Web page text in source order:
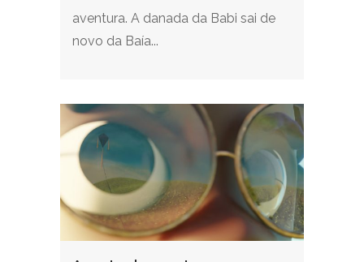
aventura. A danada da Babi sai de
novo da Baía...